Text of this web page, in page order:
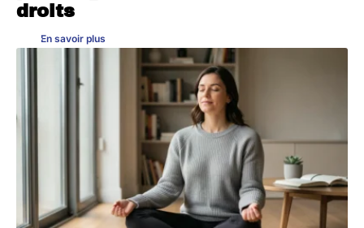
droits
En savoir plus